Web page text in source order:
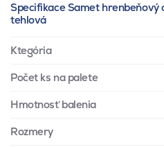
Specifikace Samet hrenbeňový
tehlová
Ktegória
Počet ks na palete
Hmotnosť balenia
Rozmery